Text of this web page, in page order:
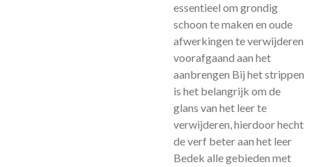
essentieel om grondig
schoon te maken en oude
afwerkingen te verwijderen
voorafgaand aan het
aanbrengen Bij het strippen
is het belangrijk om de
glans van het leer te
verwijderen, hierdoor hecht
de verf beter aan het leer
Bedek alle gebieden met